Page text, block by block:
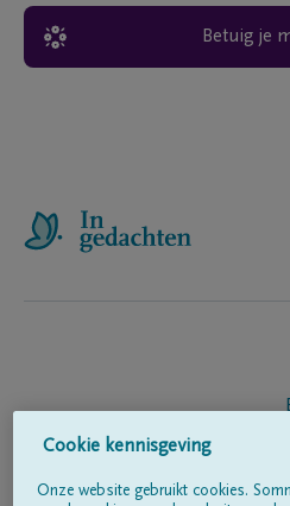
Betuig je
Cookie kennisgeving
Onze website gebruikt cookies.